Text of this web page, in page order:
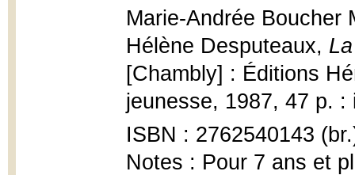
Marie-Andrée Boucher
Hélène Desputeaux,
[Chambly] : Éditions
jeunesse, 1987, 47 p. :
ISBN : 2762540143
Notes : Pour 7 ans et